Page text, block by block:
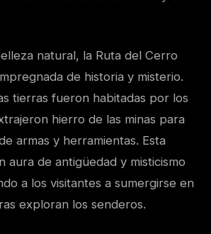
natural, la Ruta del Cerro
de historia y misterio.
tierras fueron habitadas por los
hierro de las minas para
armas y herramientas. Esta
aura de antigüedad y misticismo
a los visitantes a sumergirse en
exploran los senderos.